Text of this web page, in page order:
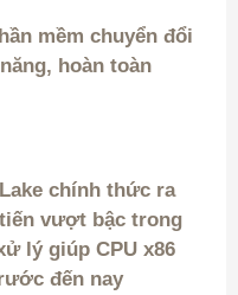
mềm chuyển đổi
hoàn toàn
chính thức ra
vượt bậc trong
lý giúp CPU x86
đến nay